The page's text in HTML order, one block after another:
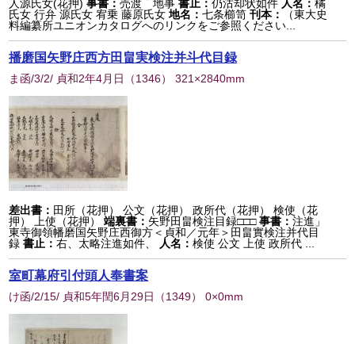
人源氏女(花押) 事書：売渡 地事 書止：仍沽却状如件 人名：橘
氏女 行弁 源氏女 宥乗 藤原氏女 地名：七条櫛笥 刊本：
（東大史
料編纂所ユニオンカタログへのリンクをご参照ください...
播磨国矢野庄西方田畠実検注并斗代目録
ま函/3/2/ 貞和2年4月日 （1346） 321×2840mm
差出書： 田所（花押） 公文（花押） 政所代（花押） 検使（花
押） 上使（花押）
端裏書： 矢野田畠検注目録□□□ 事書：注進」
東寺御領幡磨国矢野庄西御方＜貞和／元年＞田畠實検注并代目
録 書止：右、太略注進如件、 人名：検使 公文 上使 政所代 ...
室町幕府引付頭人奉書案
け函/2/15/ 貞和5年閏6月29日 （1349） 0×0mm